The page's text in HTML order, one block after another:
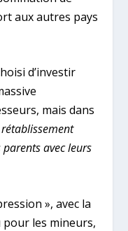
aux autres pays
d’investir
mais dans
rétablissement
avec leurs
», avec la
pour les mineurs,